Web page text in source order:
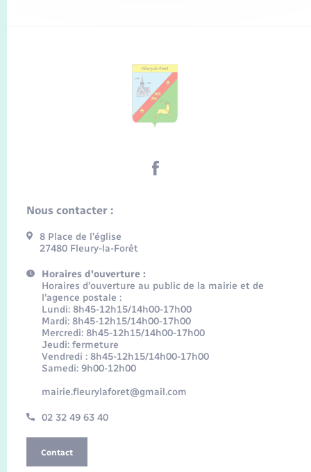
Nous contacter :
8 Place de l’église
27480 Fleury-la-Forêt
Horaires d'ouverture :
Horaires d’ouverture au public de la mairie et de
l’agence postale :
Lundi: 8h45-12h15/14h00-17h00
Mardi: 8h45-12h15/14h00-17h00
Mercredi: 8h45-12h15/14h00-17h00
Jeudi: fermeture
Vendredi : 8h45-12h15/14h00-17h00
Samedi: 9h00-12h00
mairie.fleurylaforet@gmail.com
02 32 49 63 40
Contact